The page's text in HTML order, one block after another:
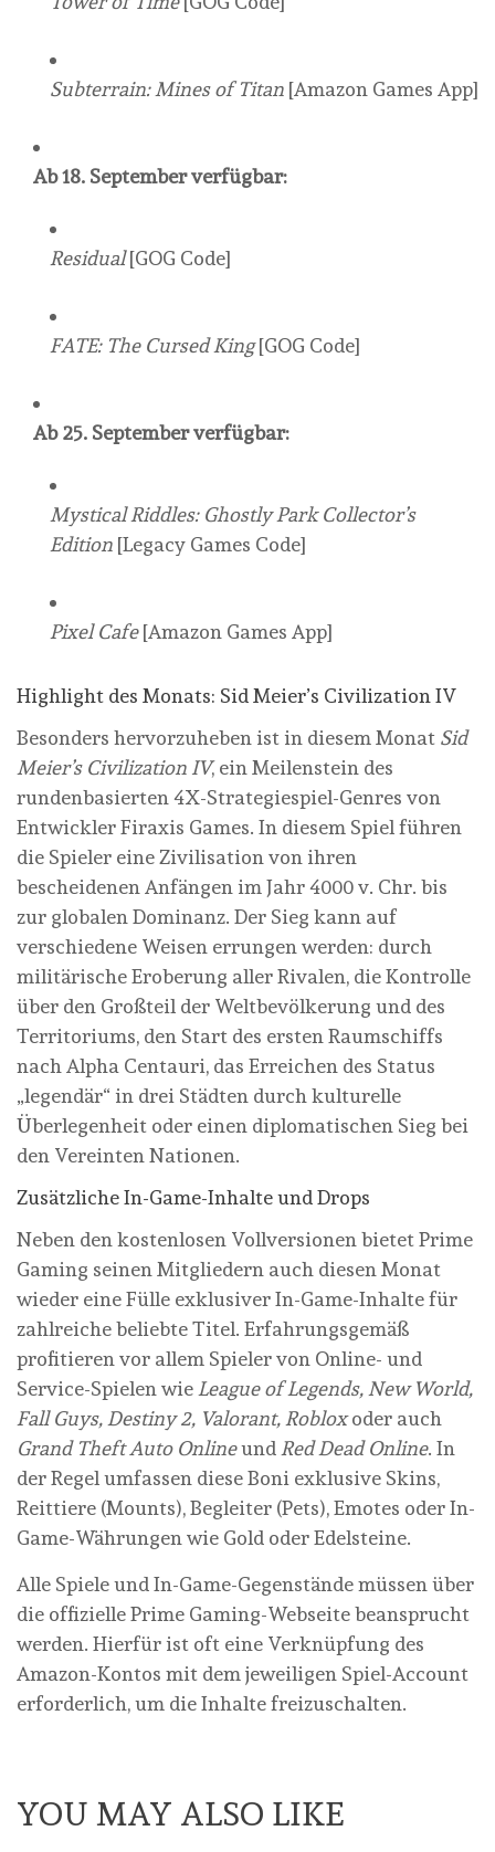
Subterrain: Mines of Titan [Amazon Games App]
Ab 18. September verfügbar:
Residual[GOG Code]
FATE: The Cursed King[GOG Code]
Ab 25. September verfügbar:
Mystical Riddles: Ghostly Park Collector’s
Edition [Legacy Games Code]
Pixel Cafe[Amazon Games App]
Highlight des Monats: Sid Meier’s Civilization IV
Besonders hervorzuheben ist in diesem Monat Sid
Meier’s Civilization IV, ein Meilenstein des
rundenbasierten 4X-Strategiespiel-Genres von
Entwickler Firaxis Games. In diesem Spiel führen
die Spieler eine Zivilisation von ihren
bescheidenen Anfängen im Jahr 4000 v. Chr. bis
zur globalen Dominanz. Der Sieg kann auf
verschiedene Weisen errungen werden: durch
militärische Eroberung aller Rivalen, die Kontrolle
über den Großteil der Weltbevölkerung und des
Territoriums, den Start des ersten Raumschiffs
nach Alpha Centauri, das Erreichen des Status
„legendär“ in drei Städten durch kulturelle
Überlegenheit oder einen diplomatischen Sieg bei
den Vereinten Nationen.
Zusätzliche In-Game-Inhalte und Drops
Neben den kostenlosen Vollversionen bietet Prime
Gaming seinen Mitgliedern auch diesen Monat
wieder eine Fülle exklusiver In-Game-Inhalte für
zahlreiche beliebte Titel. Erfahrungsgemäß
profitieren vor allem Spieler von Online- und
Service-Spielen wie League of Legends, New World,
Fall Guys, Destiny 2, Valorant, Robloxoder auch
Grand Theft Auto Onlineund Red Dead Online. In
der Regel umfassen diese Boni exklusive Skins,
Reittiere (Mounts), Begleiter (Pets), Emotes oder In-
Game-Währungen wie Gold oder Edelsteine.
Alle Spiele und In-Game-Gegenstände müssen über
die offizielle Prime Gaming-Webseite beansprucht
werden. Hierfür ist oft eine Verknüpfung des
Amazon-Kontos mit dem jeweiligen Spiel-Account
erforderlich, um die Inhalte freizuschalten.
YOU MAY ALSO LIKE